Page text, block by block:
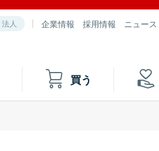
法人 企業情報 採用情報 ニュー
買う